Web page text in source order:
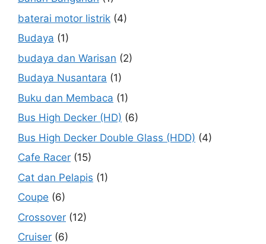
baterai motor listrik (4)
Budaya (1)
budaya dan Warisan (2)
Budaya Nusantara (1)
Buku dan Membaca (1)
Bus High Decker (HD) (6)
Bus High Decker Double Glass (HDD) (4)
Cafe Racer (15)
Cat dan Pelapis (1)
Coupe (6)
Crossover (12)
Cruiser (6)